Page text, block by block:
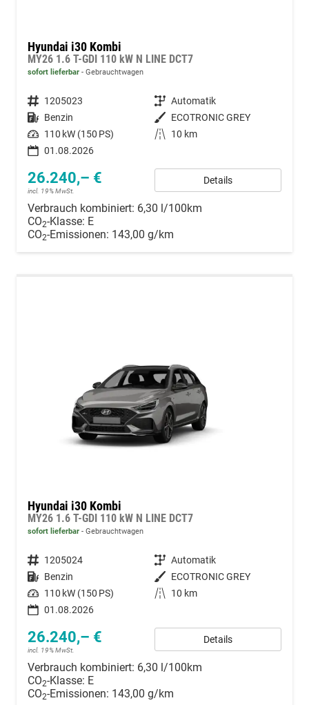
Hyundai i30 Kombi
MY26 1.6 T-GDI 110 kW N LINE DCT7
sofort lieferbar Gebrauchtwagen
Fahrzeugnummer 1205023 Getriebe Automatik
Kraftstoff Benzin Außenfarbe ECOTRONIC GREY
Leistung 110 kW (150 PS) Kilometerstand
10 km
01.08.2026
26.240,– €
incl. 19% MwSt.
Details
Verbrauch kombiniert: 6,30 l/100km
CO2-Klasse: E
CO2-Emissionen: 143,00 g/km
Hyundai i30 Kombi
MY26 1.6 T-GDI 110 kW N LINE DCT7
sofort lieferbar Gebrauchtwagen
Fahrzeugnummer 1205024 Getriebe Automatik
Kraftstoff Benzin Außenfarbe ECOTRONIC GREY
Leistung 110 kW (150 PS) Kilometerstand
10 km
01.08.2026
26.240,– €
incl. 19% MwSt.
Details
Verbrauch kombiniert: 6,30 l/100km
CO2-Klasse: E
CO2-Emissionen: 143,00 g/km